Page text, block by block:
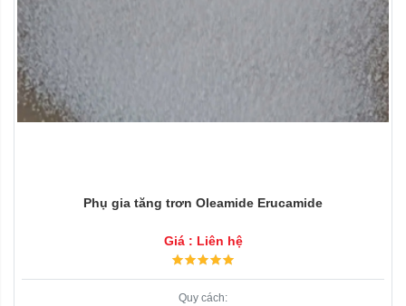
Phụ gia tăng trơn Oleamide Erucamide
Giá : Liên hệ
Quy cách: